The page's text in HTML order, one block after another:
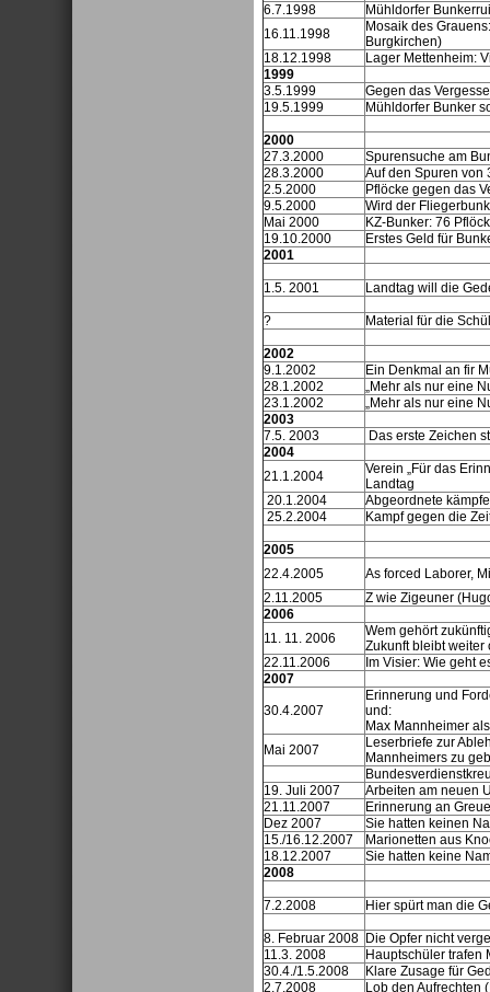
6.7.1998
Mühldorfer
16.11.1998
Mosaik des
Burgkirchen)
18.12.1998
Lager Mettenheim:
1999
3.5.1999
Gegen das
19.5.1999
Mühldorfer Bunker
2000
27.3.2000
Spurensuche am
28.3.2000
Auf den Spuren von
2.5.2000
Pflöcke gegen das
9.5.2000
Wird der
Mai 2000
KZ-Bunker: 76
19.10.2000
Erstes Geld für
2001
1.5. 2001 Landtag will die
? Material für die
2002
9.1.2002
Ein Denkmal an fir
28.1.2002
„Mehr als nur eine
23.1.2002
„Mehr als nur eine
2003
7.5. 2003
Das erste Zeichen
2004
21.1.2004
Verein „Für das
Landtag
20.1.2004
Abgeordnete
25.2.2004
Kampf gegen die
2005
22.4.2005
As forced Laborer,
2.11.2005
Z wie Zigeuner
2006
11. 11. 2006
Wem gehört
Zukunft bleibt weiter
22.11.2006
Im Visier: Wie geht
2007
30.4.2007
Erinnerung und
und:
Max Mannheimer
Mai 2007
Leserbriefe zur
Mannheimers zu
19. Juli 2007
Arbeiten am neuen
21.11.2007
Erinnerung an
Dez 2007
Sie hatten keinen
15./16.12.2007
Marionetten aus
18.12.2007
Sie hatten keine
2008
7.2.2008 Hier spürt man die
8. Februar 2008 Die Opfer nicht
11.3. 2008
Hauptschüler trafen
30.4./1.5.2008
Klare Zusage für
2.7.2008
Lob den Aufrechten